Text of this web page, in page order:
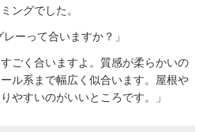
ングでした。
ーって合いますか？」
ごく合いますよ。質感が柔らかいの
ル系まで幅広く似合います。屋根や
やすいのがいいところです。」